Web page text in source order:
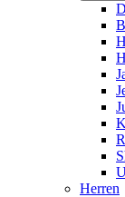
Herren